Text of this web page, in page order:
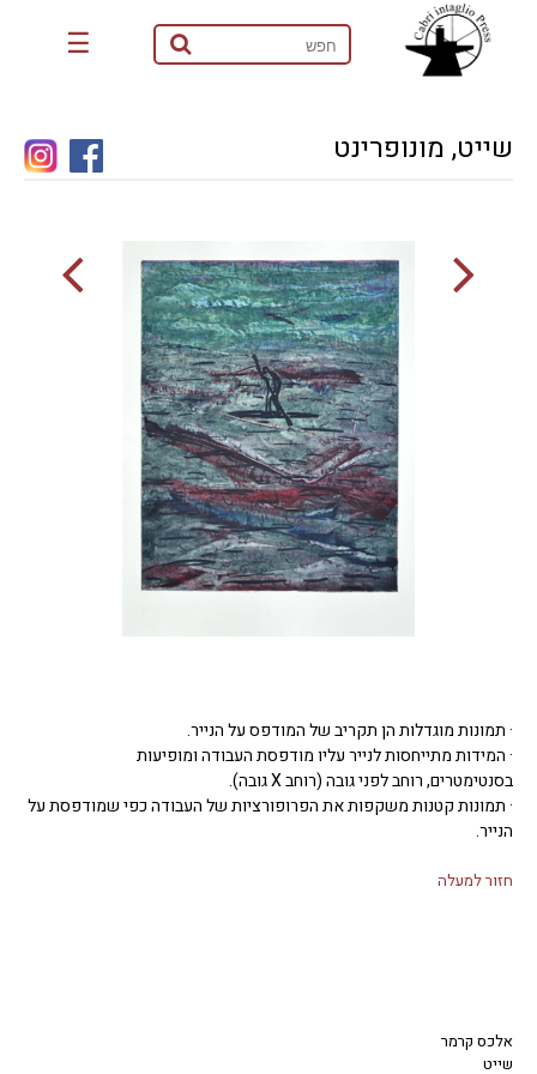
☰
שייט, מונופרינט
· תמונות מוגדלות הן תקריב של המודפס על הנייר.
· המידות מתייחסות לנייר עליו מודפסת העבודה ומופיעות
בסנטימטרים, רוחב לפני גובה (רוחב X גובה).
· תמונות קטנות משקפות את הפרופורציות של העבודה כפי שמודפסת על
הנייר.
חזור למעלה
אלכס קרמר
שייט